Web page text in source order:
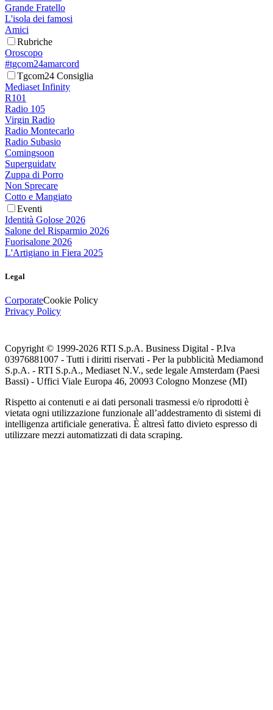
Grande Fratello
L'isola dei famosi
Amici
Rubriche
Oroscopo
#tgcom24amarcord
Tgcom24 Consiglia
Mediaset Infinity
R101
Radio 105
Virgin Radio
Radio Montecarlo
Radio Subasio
Comingsoon
Superguidatv
Zuppa di Porro
Non Sprecare
Cotto e Mangiato
Eventi
Identità Golose 2026
Salone del Risparmio 2026
Fuorisalone 2026
L'Artigiano in Fiera 2025
Legal
CorporateCookie Policy
Privacy Policy
Copyright © 1999-2026 RTI S.p.A. Business Digital - P.Iva
03976881007 - Tutti i diritti riservati - Per la pubblicità Mediamond
S.p.A. - RTI S.p.A., Mediaset N.V., sede legale Amsterdam (Paesi
Bassi) - Uffici Viale Europa 46, 20093 Cologno Monzese (MI)
Rispetto ai contenuti e ai dati personali trasmessi e/o riprodotti è
vietata ogni utilizzazione funzionale all’addestramento di sistemi di
intelligenza artificiale generativa. È altresì fatto divieto espresso di
utilizzare mezzi automatizzati di data scraping.